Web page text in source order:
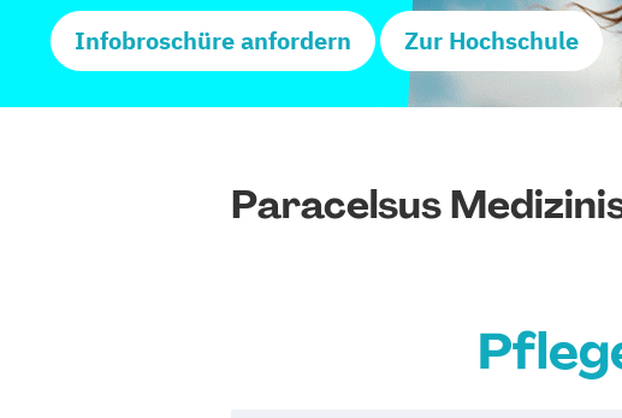
Infobroschüre anfordern Zur Hochschule
Paracelsus